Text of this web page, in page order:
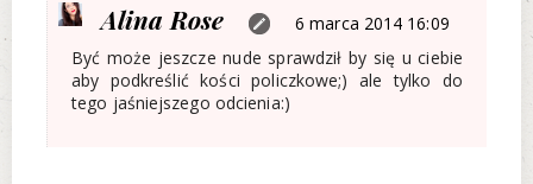
Alina Rose
6 marca 2014 16:09
Być może jeszcze nude sprawdził by się u ciebie
aby podkreślić kości policzkowe;) ale tylko do
tego jaśniejszego odcienia:)